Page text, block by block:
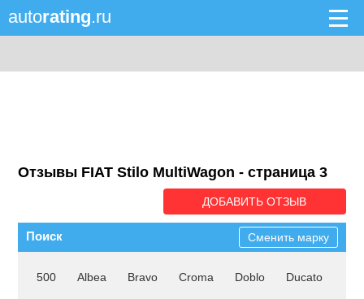
autorating.ru
Отзывы FIAT Stilo MultiWagon - cтраница 3
ДОБАВИТЬ ОТЗЫВ
Поиск Сменить марку
500 Albea Bravo Croma Doblo Ducato